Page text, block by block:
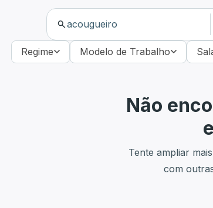
Regime Modelo de Trabalho
Não
Tente ampliar
com